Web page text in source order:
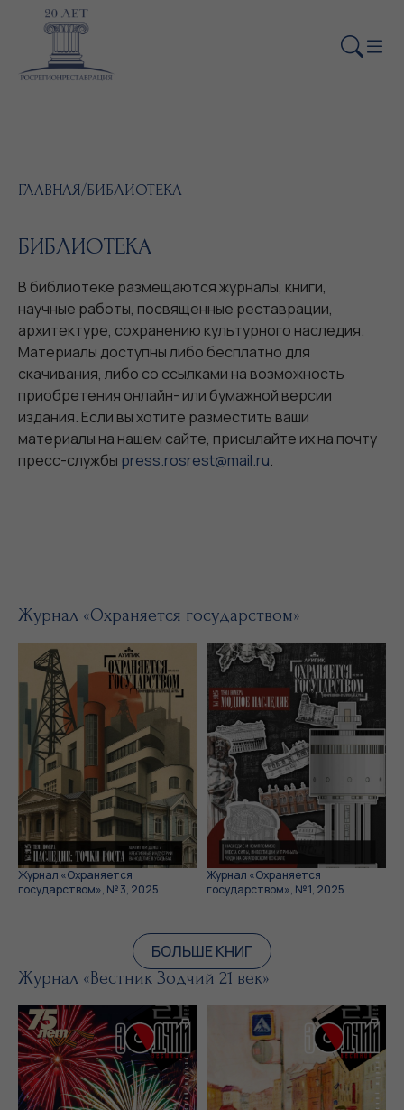
ГЛАВНАЯ/БИБЛИОТЕКА
БИБЛИОТЕКА
В библиотеке размещаются журналы, книги,
научные работы, посвященные реставрации,
архитектуре, сохранению культурного наследия.
Материалы доступны либо бесплатно для
скачивания, либо со ссылками на возможность
приобретения онлайн- или бумажной версии
издания. Если вы хотите разместить ваши
материалы на нашем сайте, присылайте их на почту
пресс-службы press.rosrest@mail.ru.
Журнал «Охраняется государством»
Журнал «Охраняется
государством», № 3, 2025
Журнал «Охраняется
государством», № 1, 2025
БОЛЬШЕ КНИГ
Журнал «Вестник Зодчий 21 век»